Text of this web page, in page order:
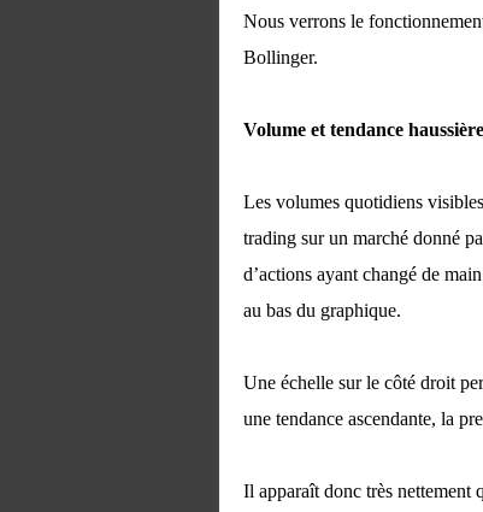
Nous verrons le
Bollinger.
Volume et tendance haussière
Les volumes quotidiens
trading sur un marché donné
d’actions ayant changé de
au bas du graphique.
Une échelle sur le côté droit
une tendance ascendante, la
Il apparaît donc très nettement